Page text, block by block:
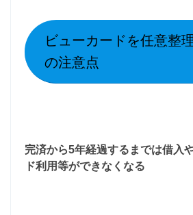
ビューカードを任意整
の注意点
完済から5年経過するまでは借入
ド利用等ができなくなる